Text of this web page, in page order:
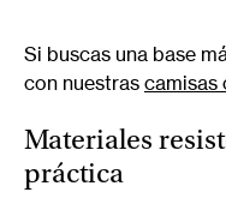
Si buscas una base
con nuestras camisas
Materiales
práctica